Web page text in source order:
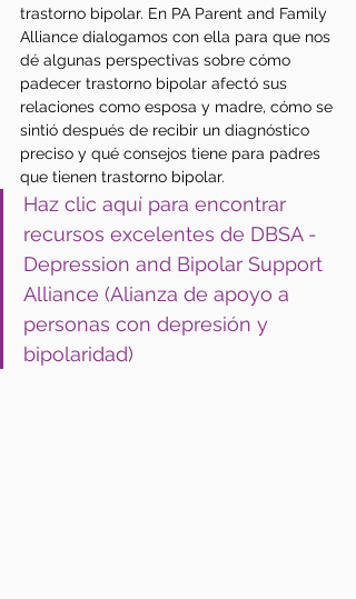
trastorno bipolar. En PA Parent and Family
Alliance dialogamos con ella para que nos
dé algunas perspectivas sobre cómo
padecer trastorno bipolar afectó sus
relaciones como esposa y madre, cómo se
sintió después de recibir un diagnóstico
preciso y qué consejos tiene para padres
que tienen trastorno bipolar.
Haz clic aquí para encontrar
recursos excelentes de DBSA -
Depression and Bipolar Support
Alliance (Alianza de apoyo a
personas con depresión y
bipolaridad)